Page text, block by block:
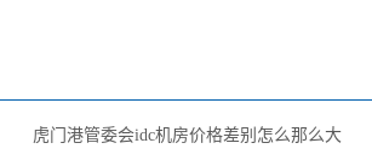
虎门港管委会idc机房价格差别怎么那么大